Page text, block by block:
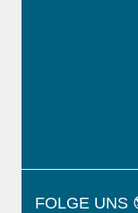
FOLGE UNS